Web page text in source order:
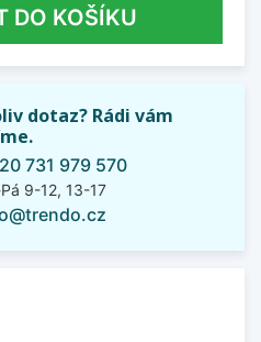
DO KOŠÍKU
dotaz? Rádi vám
731 979 570
9-12, 13-17